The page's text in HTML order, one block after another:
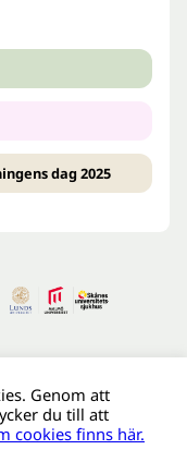
dag 2025
Genom att
du till att
cookies finns här.